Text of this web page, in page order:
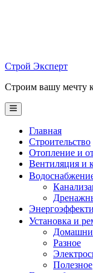
Строй Эксперт
Строим вашу мечту
Main
Menu
Главная
Строительство
Отопление и
Вентиляция и
Установка и
Разное
Полезное